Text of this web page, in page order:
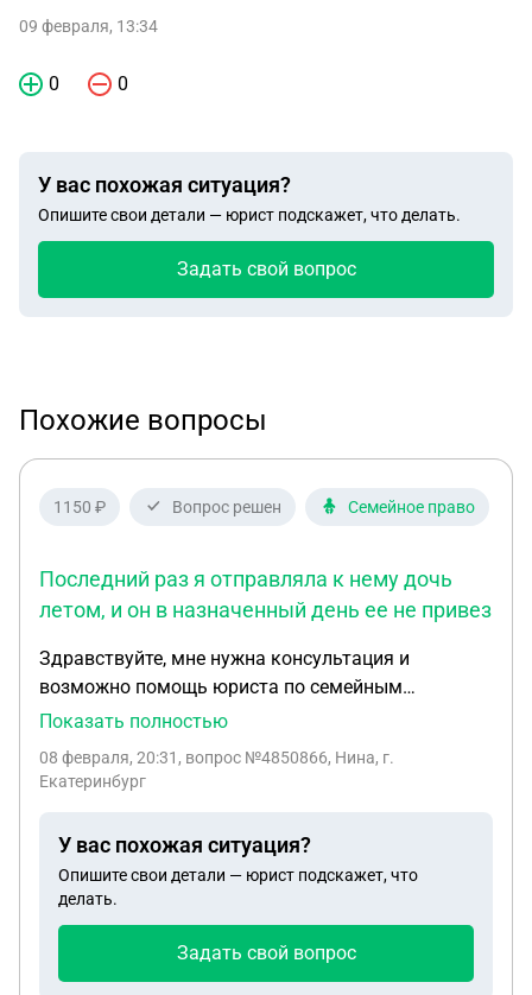
09 февраля, 13:34
0 0
У вас похожая ситуация?
Опишите свои детали — юрист подскажет, что делать.
Задать свой вопрос
Похожие вопросы
1150 ₽ Вопрос решен Семейное право
Последний раз я отправляла к нему дочь
летом, и он в назначенный день ее не привез
Здравствуйте, мне нужна консультация и
возможно помощь юриста по семейным
вопросам. С бывшим мужем в разводе почти
дочь, 12 лет. На протяжении всех этих лет
одном городе. Но я ему позволяла забирать
периодически дочь. Иногда он сам приезжал с
ней пообщаться минут на 20-30 возле нашего
подьезда. Но за эти годы он все больше и больше
стал пить и скатился окончательно в алкоголизм.
Показать полностью
08 февраля, 20:31 , вопрос №4850866, Нина, г.
Екатеринбург
У вас похожая ситуация?
Опишите свои детали — юрист подскажет, что
делать.
Задать свой вопрос